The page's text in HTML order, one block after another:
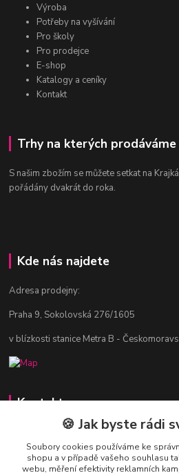
Výroba
Potřeby na vyšívání
Pro školy
Pro prodejce
E-shop
Katalogy a ceníky
Kontakt
Trhy na kterých prodáváme
S našim zbožím se můžete setkat na
pořádány dvakrát do roka.
Kde nás najdete
Adresa prodejny:
Praha 9, Sokolovská 276/1605
v blízkosti stanice Metra B -
Kontakty
Jitka Vlasáková
281 916 793
Po-Čt 8-16:30, Pá 8-14:30
🍪 Jak byste rádi
Soubory cookies používáme ke
shopu a v případě vašeho souhlasu
webu, měření efektivity reklamních